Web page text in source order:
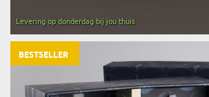
Levering op donderdag bij jou thuis
BESTSELLER